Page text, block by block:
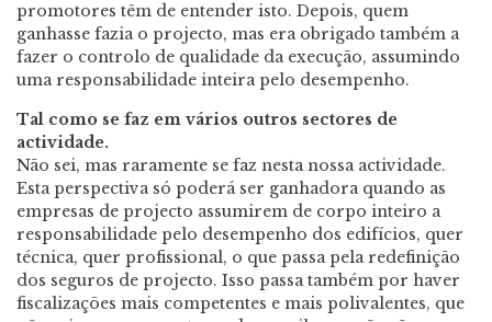
promotores têm de entender isto. Depois, quem
ganhasse fazia o projecto, mas era obrigado também a
fazer o controlo de qualidade da execução, assumindo
uma responsabilidade inteira pelo desempenho.
Tal como se faz em vários outros sectores de
actividade.
Não sei, mas raramente se faz nesta nossa actividade.
Esta perspectiva só poderá ser ganhadora quando as
empresas de projecto assumirem de corpo inteiro a
responsabilidade pelo desempenho dos edifícios, quer
técnica, quer profissional, o que passa pela redefinição
dos seguros de projecto. Isso passa também por haver
fiscalizações mais competentes e mais polivalentes, que